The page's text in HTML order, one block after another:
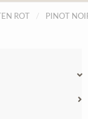
ROT / PINOT